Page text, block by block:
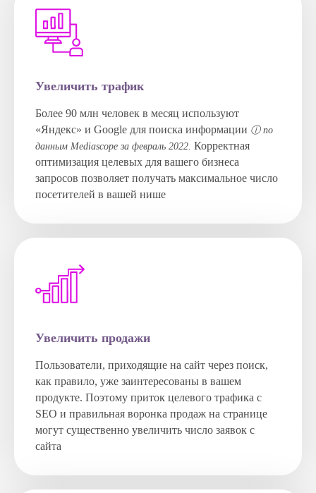
Увеличить трафик
Более 90 млн человек в месяц используют
«Яндекс» и Google для поиска информации ⓘ по
данным Mediascope за февраль 2022. Корректная
оптимизация целевых для вашего бизнеса
запросов позволяет получать максимальное число
посетителей в вашей нише
Увеличить продажи
Пользователи, приходящие на сайт через поиск,
как правило, уже заинтересованы в вашем
продукте. Поэтому приток целевого трафика с
SEO и правильная воронка продаж на странице
могут существенно увеличить число заявок с
сайта